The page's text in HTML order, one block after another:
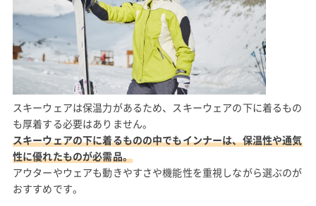
スキーウェアは保温力があるため、スキーウェアの下に着るもの
も厚着する必要はありません。
スキーウェアの下に着るものの中でもインナーは、保温性や通気
性に優れたものが必需品。
アウターやウェアも動きやすさや機能性を重視しながら選ぶのが
おすすめです。